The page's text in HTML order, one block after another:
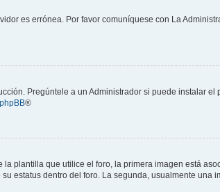
es errónea. Por favor comuníquese con La
Pregúntele a un Administrador si puede instalar el
phpBB®
plantilla que utilice el foro, la primera imagen está
estatus dentro del foro. La segunda, usualmente una